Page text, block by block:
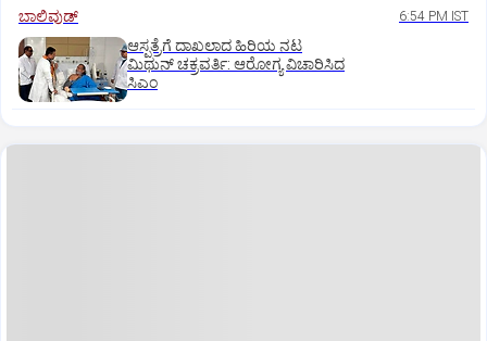
ಬಾಲಿವುಡ್‌ 6:54 PM IST
ಆಸ್ಪತ್ರೆಗೆ ದಾಖಲಾದ ಹಿರಿಯ ನಟ
ಮಿಥುನ್ ಚಕ್ರವರ್ತಿ: ಆರೋಗ್ಯ ವಿಚಾರಿಸಿದ
ಸಿಎಂ